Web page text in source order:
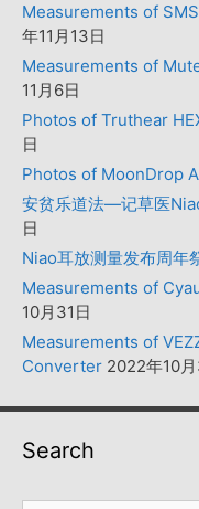
Measurements of
年11月13日
Measurements of
11月6日
Photos of Truthear
日
Photos of MoonDrop
安贫乐道法—记草医
日
Niao耳放测量发布周年
Measurements of
10月31日
Measurements of
Converter 2022年10
Search